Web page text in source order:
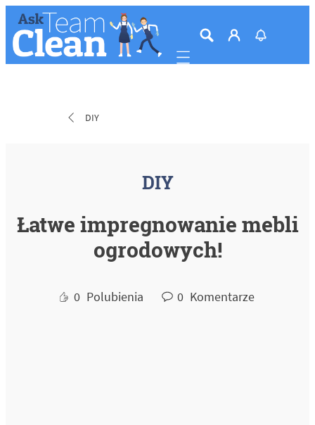
Mobile navigation
DIY
DIY
Łatwe impregnowanie mebli
ogrodowych!
0 Polubienia 0 Komentarze